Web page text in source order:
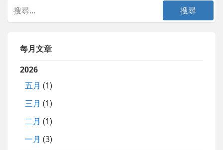
每月文章
2026
五月 (1)
三月 (1)
二月 (1)
一月 (3)